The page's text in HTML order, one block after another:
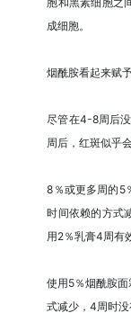
成细胞。
烟酰胺看起来赋
尽管在4-8周后
周后，红斑似乎会
8％或更多周的5
时间依赖的方式
用2％乳膏4周有
使用5％烟酰胺
式减少，4周时没